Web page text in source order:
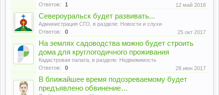
Ответов:
1 12 май 2018
Североуральск будет развивать...
Администрация СГО , в разделе: Новости и слухи
Ответов:
0 25 окт 2017
На землях садоводства можно будет строить
дома для круглогодичного проживания
Кадастровая палата , в разделе: Недвижимость
Ответов:
0 28 июн 2017
В ближайшее время подозреваемому будет
предъявлено обвинение…